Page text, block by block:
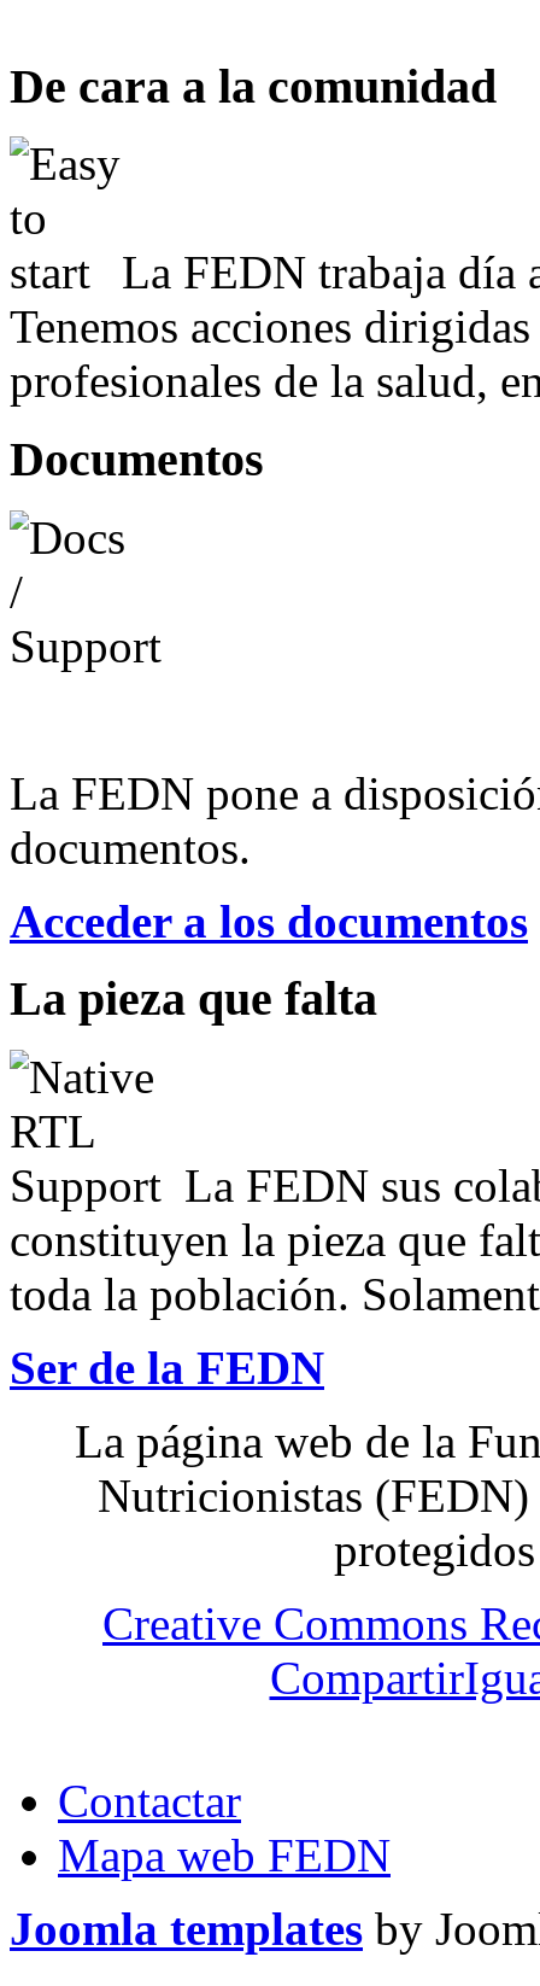
De cara a la comunidad
La FEDN trabaja día
Tenemos acciones
profesionales de la salud,
Documentos
La FEDN pone a
documentos.
Acceder a los documentos
La pieza que falta
La FEDN sus
constituyen la pieza que
toda la población.
Ser de la FEDN
La página web de la
Nutricionistas (FEDN)
Creative Commons
Contactar
Mapa web FEDN
Joomla templates by